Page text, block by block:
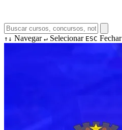
↑↓ Navegar ↵ Selecionar ESC Fechar